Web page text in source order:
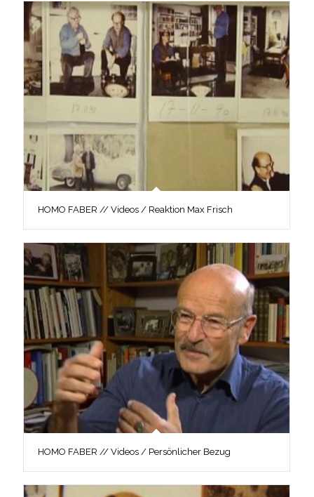
HOMO FABER // Videos / Reaktion Max Frisch
HOMO FABER // Videos / Persönlicher Bezug